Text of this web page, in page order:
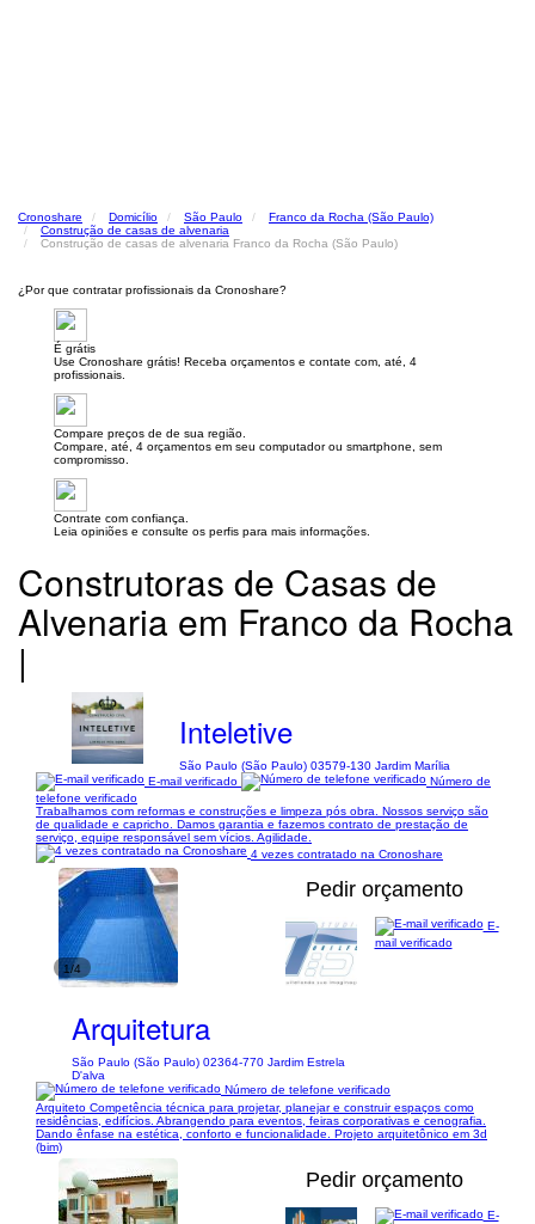
Cronoshare Domicílio São Paulo
Franco da Rocha (São Paulo)
Construção de casas de alvenaria
Construção de casas de alvenaria Franco da Rocha (São Paulo)
¿Por que contratar profissionais da Cronoshare?
É grátis
Use Cronoshare grátis! Receba orçamentos e contate com, até, 4
profissionais.
Compare preços de de sua região.
Compare, até, 4 orçamentos em seu computador ou smartphone, sem
compromisso.
Contrate com confiança.
Leia opiniões e consulte os perfis para mais informações.
Construtoras de Casas de
Alvenaria em Franco da Rocha
|
Inteletive
São Paulo (São Paulo) 03579-130 Jardim Marília
E-mail verificado
Número de
telefone verificado
Trabalhamos com reformas e construções e limpeza pós obra. Nossos serviço são
de qualidade e capricho. Damos garantia e fazemos contrato de prestação de
serviço, equipe responsável sem vícios. Agilidade.
4 vezes contratado na Cronoshare
1/4
Pedir orçamento
Arquitetura
São Paulo (São Paulo) 02364-770 Jardim Estrela
D'alva
E-
mail verificado
Número de telefone verificado
Arquiteto Competência técnica para projetar, planejar e construir espaços como
residências, edifícios. Abrangendo para eventos, feiras corporativas e cenografia.
Dando ênfase na estética, conforto e funcionalidade. Projeto arquitetônico em 3d
(bim)
Pedir orçamento
E-